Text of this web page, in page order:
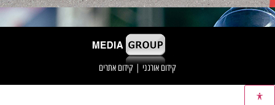
קידום אורגני | קידום אתרים